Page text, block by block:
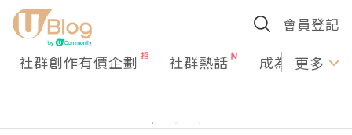
會員登記
社群創作有價企劃 社群熱話 成為U更多